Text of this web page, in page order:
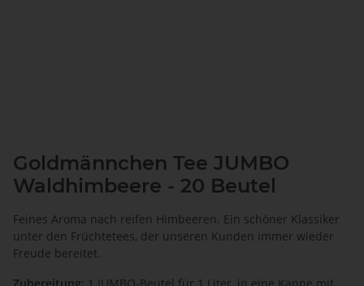
Goldmännchen Tee JUMBO
Waldhimbeere - 20 Beutel
Feines Aroma nach reifen Himbeeren. Ein schöner Klassiker
unter den Früchtetees, der unseren Kunden immer wieder
Freude bereitet.